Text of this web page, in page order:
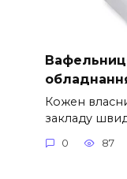
Кожен
закладу
0 87